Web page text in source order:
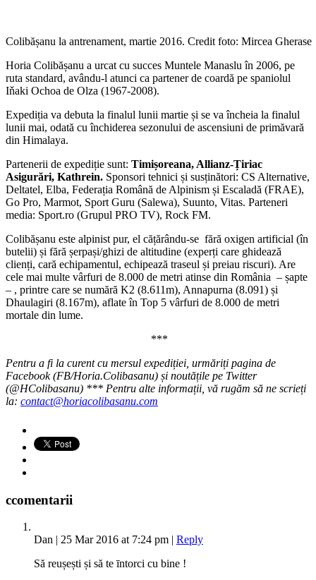
Colibășanu la antrenament, martie 2016. Credit foto: Mircea Gherase
Horia Colibășanu a urcat cu succes Muntele Manaslu în 2006, pe
ruta standard, avându-l atunci ca partener de coardă pe spaniolul
Iňaki Ochoa de Olza (1967-2008).
Expediția va debuta la finalul lunii martie și se va încheia la finalul
lunii mai, odată cu închiderea sezonului de ascensiuni de primăvară
din Himalaya.
Partenerii de expediție sunt: Timișoreana, Allianz-Țiriac
Asigurări, Kathrein. Sponsori tehnici și susținători: CS Alternative,
Deltatel, Elba, Federația Română de Alpinism și Escaladă (FRAE),
Go Pro, Marmot, Sport Guru (Salewa), Suunto, Vitas. Parteneri
media: Sport.ro (Grupul PRO TV), Rock FM.
Colibășanu este alpinist pur, el cățărându-se fără oxigen artificial (în
butelii) și fără șerpași/ghizi de altitudine (experți care ghidează
clienți, cară echipamentul, echipează traseul și preiau riscuri). Are
cele mai multe vârfuri de 8.000 de metri atinse din România – șapte
– , printre care se numără K2 (8.611m), Annapurna (8.091) și
Dhaulagiri (8.167m), aflate în Top 5 vârfuri de 8.000 de metri
mortale din lume.
***
Pentru a fi la curent cu mersul expediției, urmăriți pagina de
Facebook (FB/Horia.Colibasanu) și noutățile pe Twitter
(@HColibasanu) *** Pentru alte informații, vă rugăm să ne scrieți
la: contact@horiacolibasanu.com
ccomentarii
Dan | 25 Mar 2016 at 7:24 pm | Reply
Să reușești și să te īntorci cu bine !